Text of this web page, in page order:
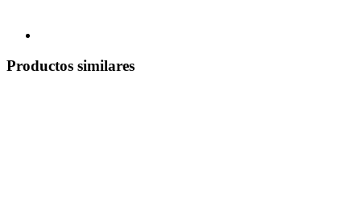
Productos similares